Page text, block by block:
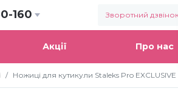
160 Зворотний дзвінок
Акції Про нас
Ножиці для кутикули Staleks Pro EXCLUSIVE